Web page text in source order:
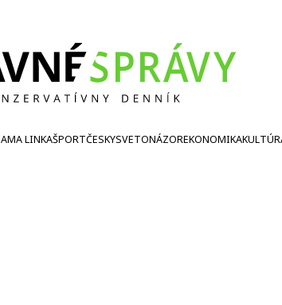
LINKAŠPORTČESKYSVETONÁZOREKONOMIKA